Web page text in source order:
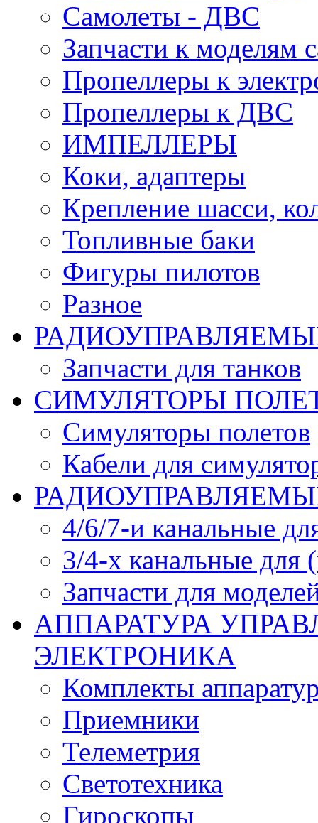
Самолеты - ДВС
Запчасти к моделям
Пропеллеры к
Пропеллеры к ДВС
ИМПЕЛЛЕРЫ
Коки, адаптеры
Крепление шасси,
Топливные баки
Фигуры пилотов
Разное
Запчасти для танков
СИМУЛЯТОРЫ
Симуляторы полетов
Кабели для
4/6/7-и канальные
3/4-х канальные
Запчасти для
АППАРАТУРА
ЭЛЕКТРОНИКА
Комплекты
Приемники
Телеметрия
Светотехника
Гироскопы